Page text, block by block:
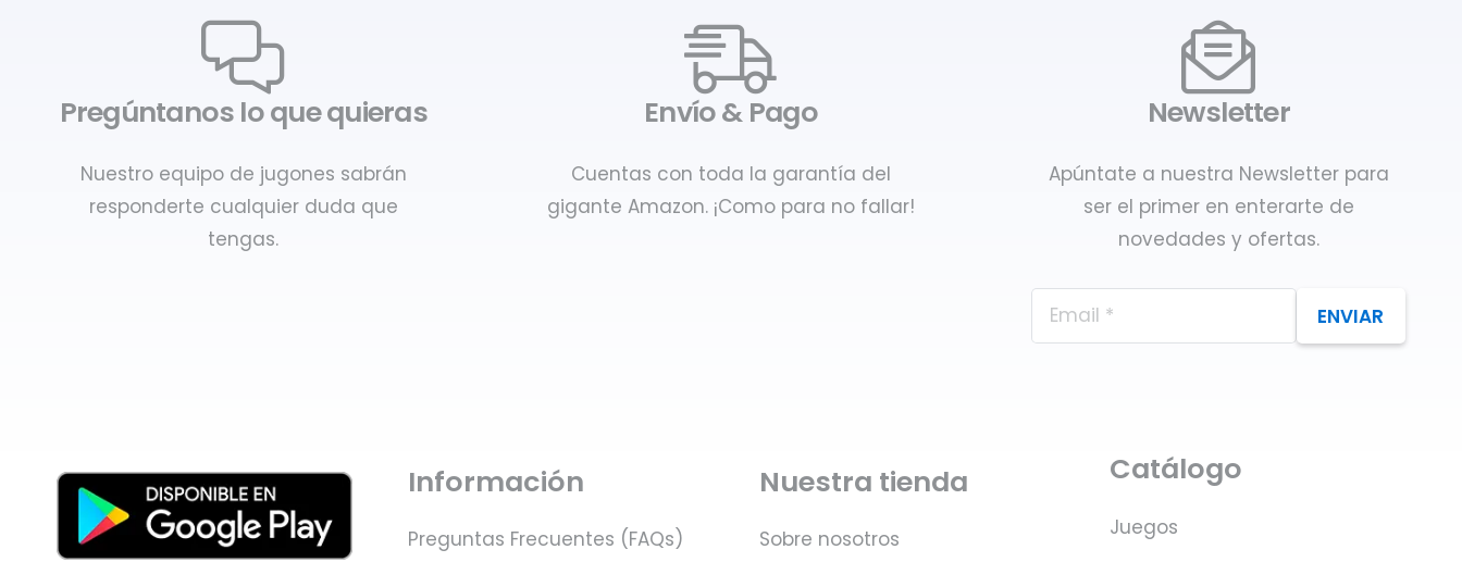
Pregúntanos lo que quieras
Nuestro equipo de jugones sabrán
responderte cualquier duda que
tengas.
Envío & Pago
Cuentas con toda la garantía del
gigante Amazon. ¡Como para no fallar!
Newsletter
Apúntate a nuestra Newsletter para
ser el primer en enterarte de
novedades y ofertas.
ENVIAR
Información
Preguntas Frecuentes (FAQs)
Nuestra tienda
Sobre nosotros
Catálogo
Juegos